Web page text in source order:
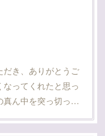
き、ありがとうご
ってくれたと思っ
真ん中を突っ切っ…